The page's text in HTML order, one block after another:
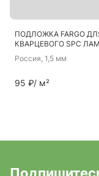
ПОДЛОЖКА FARGO
КВАРЦЕВОГО SPC
Россия, 1,5 мм
95 ₽/ м²